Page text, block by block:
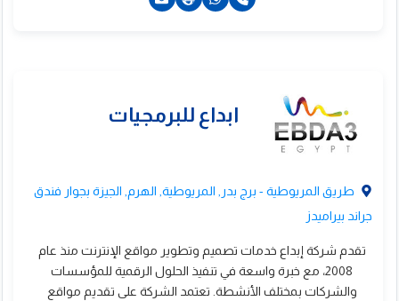
طريق المريوطية - برج بدر, المريوطية, الهرم, الجيزة بجوار فندق
جراند بيراميدز
تقدم شركة إبداع خدمات تصميم وتطوير مواقع الإنترنت منذ عام
2008، مع خبرة واسعة في تنفيذ الحلول الرقمية للمؤسسات
والشركات بمختلف الأنشطة. تعتمد الشركة على تقديم مواقع